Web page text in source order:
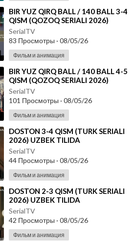
⁣⁣BIR YUZ QIRQ BALL / 140 BALL 3-4
QISM (QOZOQ SERIALI 2026)
UZBEK TILIDA
SerialTV
83 Просмотры · 08/05/26
Фильм и анимация
⁣⁣BIR YUZ QIRQ BALL / 140 BALL 4-5
QISM (QOZOQ SERIALI 2026)
UZBEK TILIDA
SerialTV
101 Просмотры · 08/05/26
Фильм и анимация
⁣DOSTON 3-4 QISM (TURK SERIALI
2026) UZBEK TILIDA
SerialTV
44 Просмотры · 08/05/26
Фильм и анимация
⁣DOSTON 2-3 QISM (TURK SERIALI
2026) UZBEK TILIDA
SerialTV
42 Просмотры · 08/05/26
Фильм и анимация